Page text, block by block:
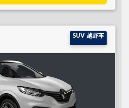
SUV 越野车